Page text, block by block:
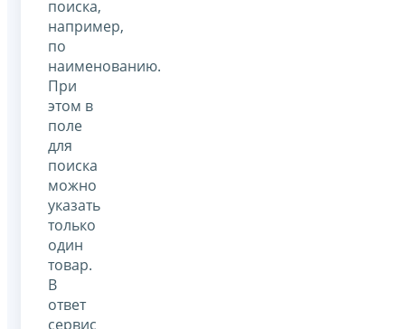
поиска,
например,
по
наименованию.
При
этом в
поле
для
поиска
можно
указать
только
один
товар.
В
ответ
сервис